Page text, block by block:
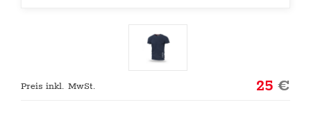
Preis inkl. MwSt. 25€